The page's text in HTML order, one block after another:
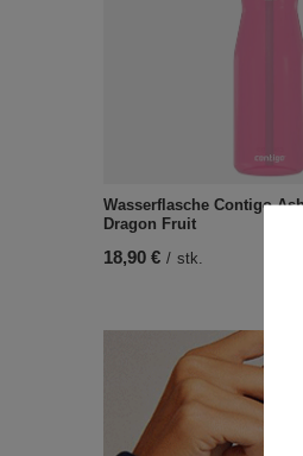
Wasserflasche Contigo
Dragon Fruit
18,90 € / stk.